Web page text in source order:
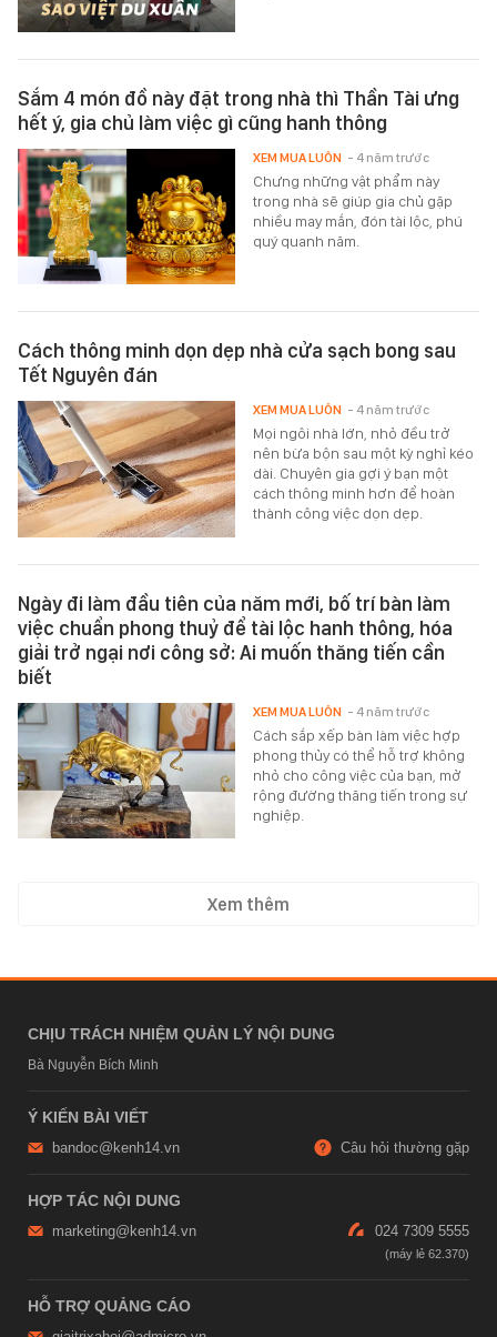
Sắm 4 món đồ này đặt trong nhà thì Thần Tài ưng
hết ý, gia chủ làm việc gì cũng hanh thông
Chưng những vật phẩm này
trong nhà sẽ giúp gia chủ gặp
nhiều may mắn, đón tài lộc, phú
quý quanh năm.
XEM MUA LUÔN - 4 năm trước
Cách thông minh dọn dẹp nhà cửa sạch bong sau
Tết Nguyên đán
Mọi ngôi nhà lớn, nhỏ đều trở
nên bừa bộn sau một kỳ nghỉ kéo
dài. Chuyên gia gợi ý bạn một
cách thông minh hơn để hoàn
thành công việc dọn dẹp.
XEM MUA LUÔN - 4 năm trước
Ngày đi làm đầu tiên của năm mới, bố trí bàn làm
việc chuẩn phong thuỷ để tài lộc hanh thông, hóa
giải trở ngại nơi công sở: Ai muốn thăng tiến cần
biết
Cách sắp xếp bàn làm việc hợp
phong thủy có thể hỗ trợ không
nhỏ cho công việc của bạn, mở
rộng đường thăng tiến trong sự
nghiệp.
XEM MUA LUÔN - 4 năm trước
Xem thêm
CHỊU TRÁCH NHIỆM QUẢN LÝ NỘI DUNG
Bà Nguyễn Bích Minh
Ý KIẾN BÀI VIẾT
bandoc@kenh14.vn Câu hỏi thường gặp
HỢP TÁC NỘI DUNG
marketing@kenh14.vn 024 7309 5555
HỖ TRỢ QUẢNG CÁO